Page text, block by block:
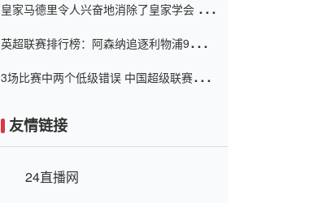
皇家马德里令人兴奋地消除了皇家学会 安
英超联赛排行榜：阿森纳追逐利物浦9分 曼
3场比赛中两个低级错误 中国超级联赛的前
友情链接
24直播网